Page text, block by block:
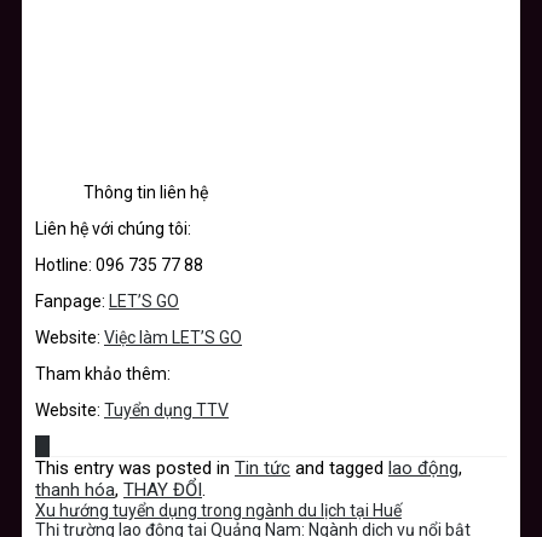
Thông tin liên hệ
Liên hệ với chúng tôi:
Hotline: 096 735 77 88
Fanpage: LET’S GO
Website: Việc làm LET’S GO
Tham khảo thêm:
Website: Tuyển dụng TTV
This entry was posted in Tin tức and tagged lao động,
thanh hóa, THAY ĐỔI
Xu hướng tuyển dụng trong ngành du lịch tại Huế
Thị trường lao động tại Quảng Nam: Ngành dịch vụ nổi bật